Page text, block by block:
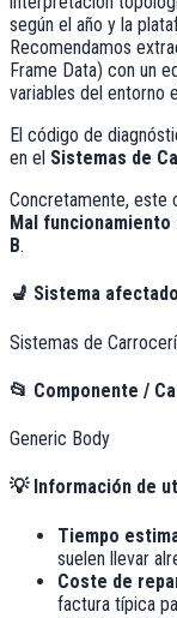
según el año y la
Recomendamos
Frame Data) con un
variables del entorno
El código de
en el Sistemas de
Concretamente, este
Mal
B.
💺 Sistema afectado
Sistemas de
📂 Componente /
Generic Body
💡Información de
Tiempo
suelen llevar
Coste de
factura típica